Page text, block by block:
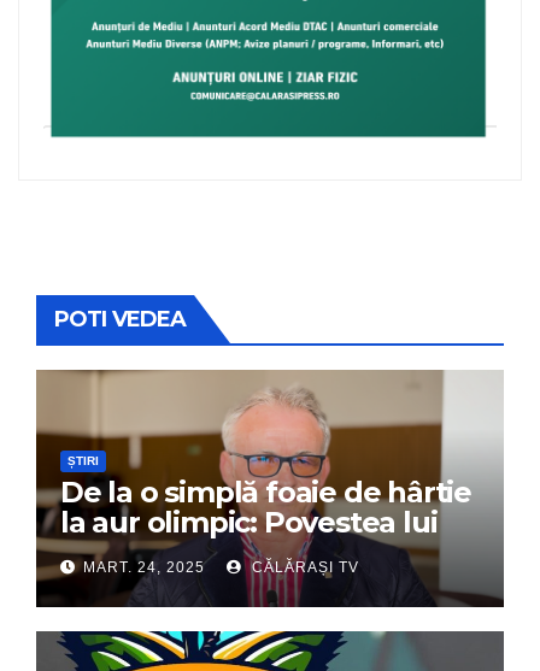
POTI VEDEA
ȘTIRI
De la o simplă foaie de hârtie
la aur olimpic: Povestea lui
Dumitru Chirilă
MART. 24, 2025 CĂLĂRAȘI TV